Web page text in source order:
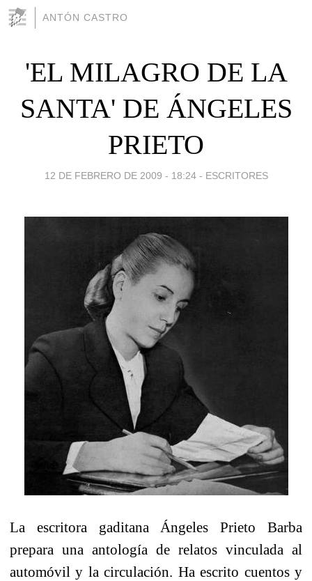
ANTÓN CASTRO
'EL MILAGRO DE LA
SANTA' DE ÁNGELES
PRIETO
12 DE FEBRERO DE 2009 - 18:24 - ESCRITORES
La escritora gaditana Ángeles Prieto Barba
prepara una antología de relatos vinculada al
automóvil y la circulación. Ha escrito cuentos y